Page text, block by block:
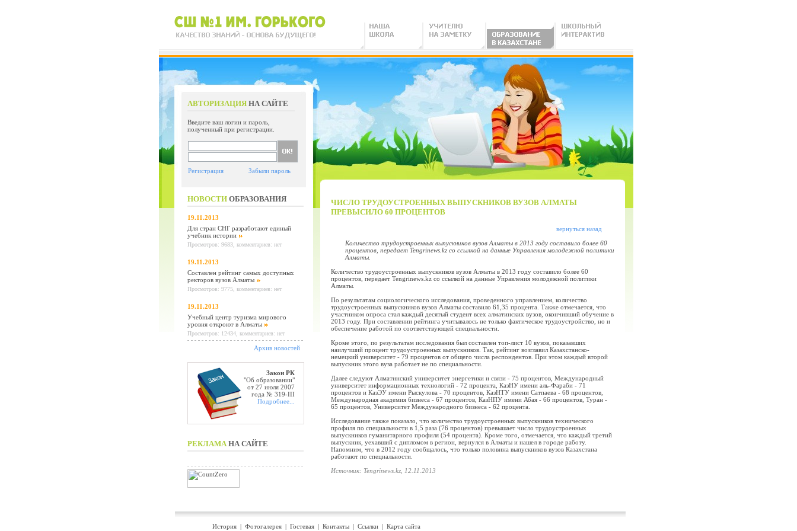
АВТОРИЗАЦИЯ НА САЙТЕ
Введите ваш логин и пароль,
полученный при регистрации.
Регистрация Забыли пароль
НОВОСТИ ОБРАЗОВАНИЯ
19.11.2013
Для стран СНГ разработают единый
учебник истории
Просмотров: 9683, комментариев: нет
19.11.2013
Составлен рейтинг самых доступных
ректоров вузов Алматы
Просмотров: 9775, комментариев: нет
19.11.2013
Учебный центр туризма мирового
уровня откроют в Алматы
Просмотров: 12434, комментариев: нет
Архив новостей
Закон РК
"Об образовании"
от 27 июля 2007
года № 319-III
Подробнее...
РЕКЛАМАНА САЙТЕ
ЧИСЛО ТРУДОУСТРОЕННЫХ ВЫПУСКНИКОВ ВУЗОВ АЛМАТЫ
ПРЕВЫСИЛО 60 ПРОЦЕНТОВ
вернуться назад
Количество трудоустроенных выпускников вузов Алматы в 2013 году составило более 60
процентов, передает Tengrinews.kz со ссылкой на данные Управления молодежной политики
Алматы.
Количество трудоустроенных выпускников вузов Алматы в 2013 году составило более 60
процентов, передает Tengrinews.kz со ссылкой на данные Управления молодежной политики
Алматы.
По результатам социологического исследования, проведенного управлением, количество
трудоустроенных выпускников вузов Алматы составило 61,35 процента. Также отмечается, что
участником опроса стал каждый десятый студент всех алматинских вузов, окончивший обучение в
2013 году. При составлении рейтинга учитывалось не только фактическое трудоустройство, но и
обеспечение работой по соответствующей специальности.
Кроме этого, по результатам исследования был составлен топ-лист 10 вузов, показавших
наилучший процент трудоустроенных выпускников. Так, рейтинг возглавил Казахстанско-
немецкий университет - 79 процентов от общего числа респондентов. При этом каждый второй
выпускник этого вуза работает не по специальности.
Далее следуют Алматинский университет энергетики и связи - 75 процентов, Международный
университет информационных технологий - 72 процента, КазНУ имени аль-Фараби - 71
процентов и КазЭУ имени Рыскулова - 70 процентов, КазНТУ имени Сатпаева - 68 процентов,
Международная академия бизнеса - 67 процентов, КазНПУ имени Абая - 66 процентов, Туран -
65 процентов, Университет Международного бизнеса - 62 процента.
Исследование также показало, что количество трудоустроенных выпускников технического
профиля по специальности в 1,5 раза (76 процентов) превышает число трудоустроенных
выпускников гуманитарного профиля (54 процента). Кроме того, отмечается, что каждый третий
выпускник, уехавший с дипломом в регион, вернулся в Алматы и нашел в городе работу.
Напомним, что в 2012 году сообщалось, что только половина выпускников вузов Казахстана
работают по специальности.
Источник: Tengrinews.kz, 12.11.2013
История | Фотогалерея | Гостевая | Контакты | Ссылки | Карта сайта